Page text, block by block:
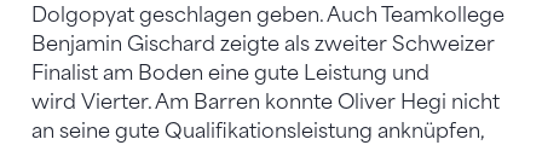
Dolgopyat geschlagen geben. Auch Teamkollege
Benjamin Gischard zeigte als zweiter Schweizer
Finalist am Boden eine gute Leistung und
wird Vierter. Am Barren konnte Oliver Hegi nicht
an seine gute Qualifikationsleistung anknüpfen,